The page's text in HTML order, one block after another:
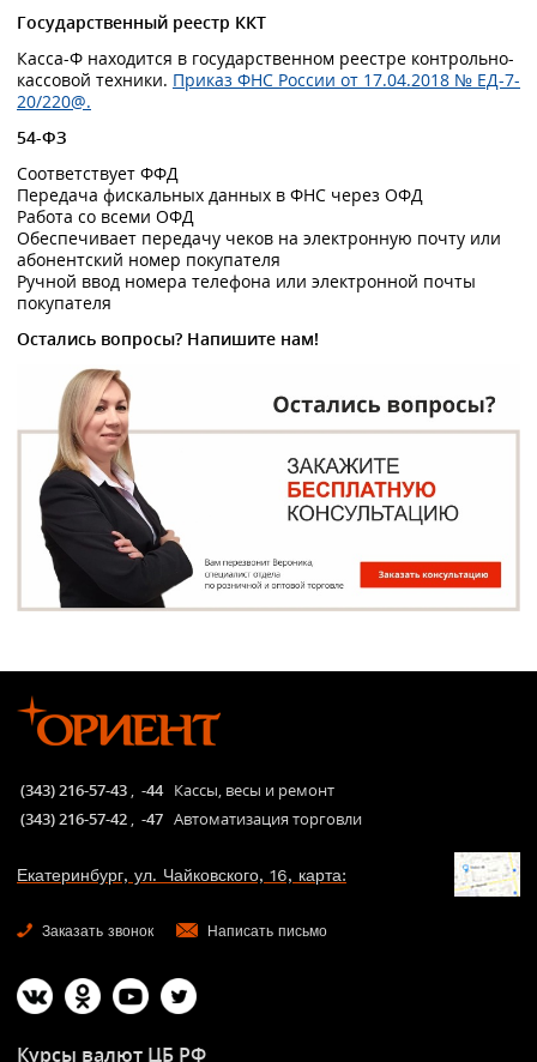
Государственный реестр ККТ
Касса-Ф находится в государственном реестре контрольно-
кассовой техники. Приказ ФНС России от 17.04.2018 № ЕД-7-
20/220@.
54-ФЗ
Соответствует ФФД
Передача фискальных данных в ФНС через ОФД
Работа со всеми ОФД
Обеспечивает передачу чеков на электронную почту или
абонентский номер покупателя
Ручной ввод номера телефона или электронной почты
покупателя
Остались вопросы? Напишите нам!
(343) 216-57-43 , -44 Кассы, весы и ремонт
(343) 216-57-42 , -47 Автоматизация торговли
Екатеринбург, ул. Чайковского, 16, карта:
Заказать звонок Написать письмо
Курсы валют ЦБ РФ